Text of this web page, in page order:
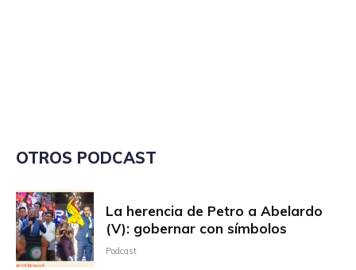
OTROS PODCAST
La herencia de Petro a Abelardo
(V): gobernar con símbolos
Podcast